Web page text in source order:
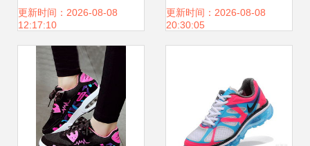
活力童年精心打造
更新时间：2026-08-08
12:17:10
更新时间：2026-08-08
20:30:05